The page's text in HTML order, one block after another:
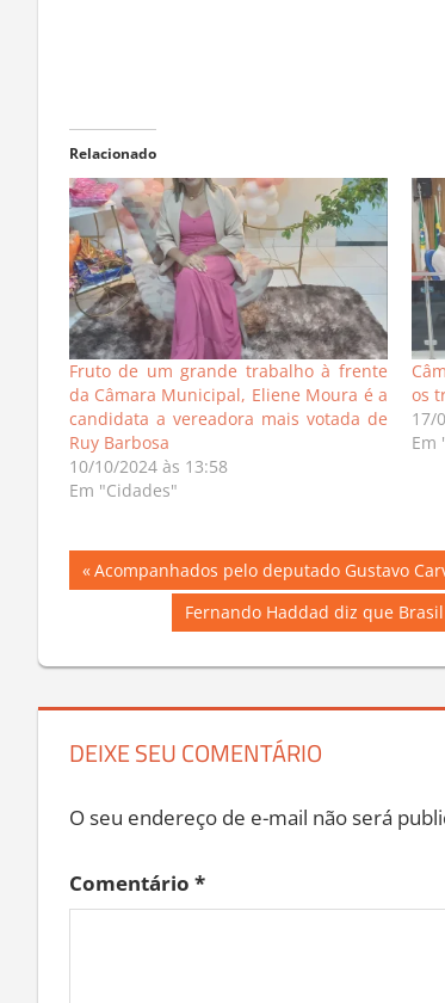
Relacionado
Fruto de um grande trabalho à frente
da Câmara Municipal, Eliene Moura é a
candidata a vereadora mais votada de
Ruy Barbosa
10/10/2024 às 13:58
Em "Cidades"
os
17/
Em
Navegação
Post
Previous
Post:
Acompanhados pelo deputado Gustavo
Next
Post:
Fernando Haddad diz que
DEIXE SEU COMENTÁRIO
O seu endereço de e-mail não será
Comentário *